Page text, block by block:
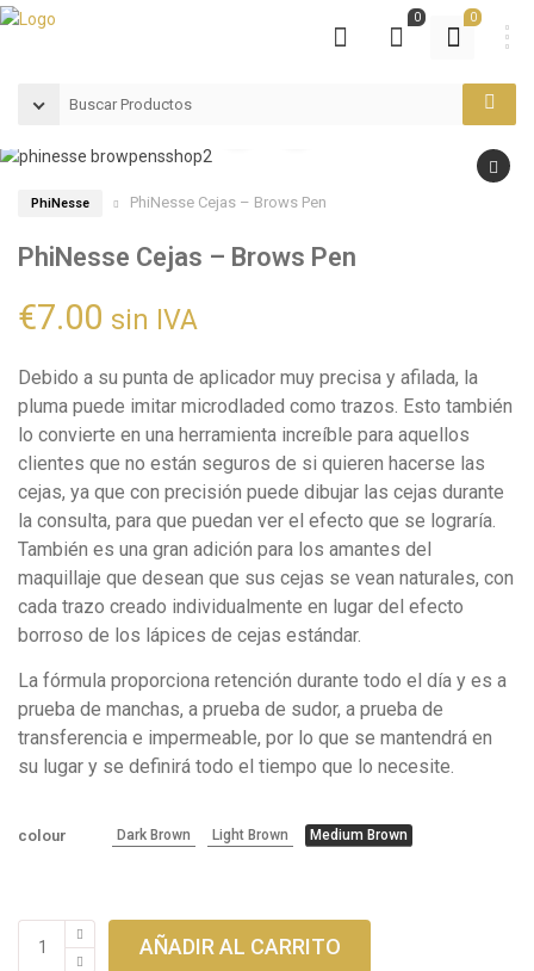
0
0
PhiNesse PhiNesse Cejas – Brows Pen
PhiNesse Cejas – Brows Pen
€7.00 sin IVA
Debido a su punta de aplicador muy precisa y afilada, la
pluma puede imitar microdladed como trazos. Esto también
lo convierte en una herramienta increíble para aquellos
clientes que no están seguros de si quieren hacerse las
cejas, ya que con precisión puede dibujar las cejas durante
la consulta, para que puedan ver el efecto que se lograría.
También es una gran adición para los amantes del
maquillaje que desean que sus cejas se vean naturales, con
cada trazo creado individualmente en lugar del efecto
borroso de los lápices de cejas estándar.
La fórmula proporciona retención durante todo el día y es a
prueba de manchas, a prueba de sudor, a prueba de
transferencia e impermeable, por lo que se mantendrá en
su lugar y se definirá todo el tiempo que lo necesite.
colour Dark Brown Light Brown Medium Brown
PhiNesse
Cejas
AÑADIR AL CARRITO